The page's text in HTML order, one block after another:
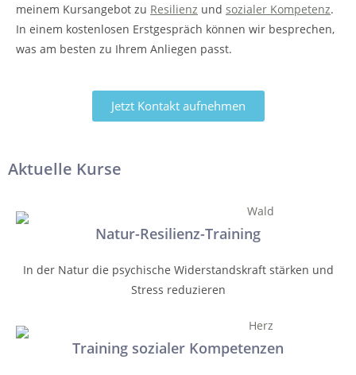
meinem Kursangebot zu Resilienz und sozialer Kompetenz.
In einem kostenlosen Erstgespräch können wir besprechen,
was am besten zu Ihrem Anliegen passt.
Jetzt Kontakt aufnehmen
Aktuelle Kurse
Natur-Resilienz-Training
In der Natur die psychische Widerstandskraft stärken und
Stress reduzieren
Training sozialer Kompetenzen